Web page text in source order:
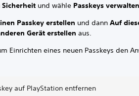
Sicherheit und wähle Passkeys verwalten
Passkey erstellen und dannAuf
Gerät erstellen aus.
Einrichten eines neuen Passkeys den
auf PlayStation entfernen